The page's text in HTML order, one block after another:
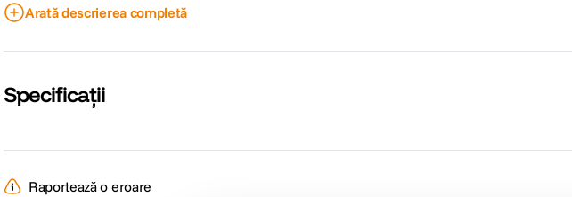
Arată descrierea completă
Specificații
Raportează o eroare